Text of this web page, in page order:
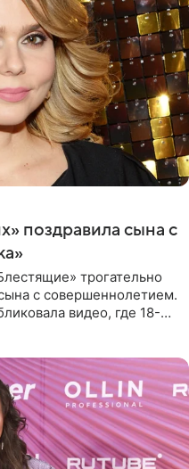
поздравила сына с
трогательно
с совершеннолетием.
видео, где 18-